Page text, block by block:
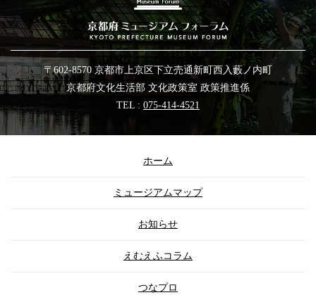
〒602-8570 京都市上京区下立売通新町西入藪ノ内町
京都府文化生活部 文化政策室 政策推進係
TEL : 075-414-4521
ホーム
ミュージアムマップ
お知らせ
えむえふコラム
つなプロ